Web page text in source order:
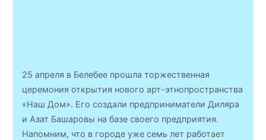
25 апреля в Белебее прошла торжественная
церемония открытия нового арт-этнопространства
«Наш Дом». Его создали предприниматели Диляра
и Азат Башаровы на базе своего предприятия.
Напомним, что в городе уже семь лет работает